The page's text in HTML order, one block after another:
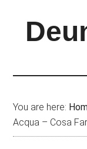
You are here:
Acqua – Cosa